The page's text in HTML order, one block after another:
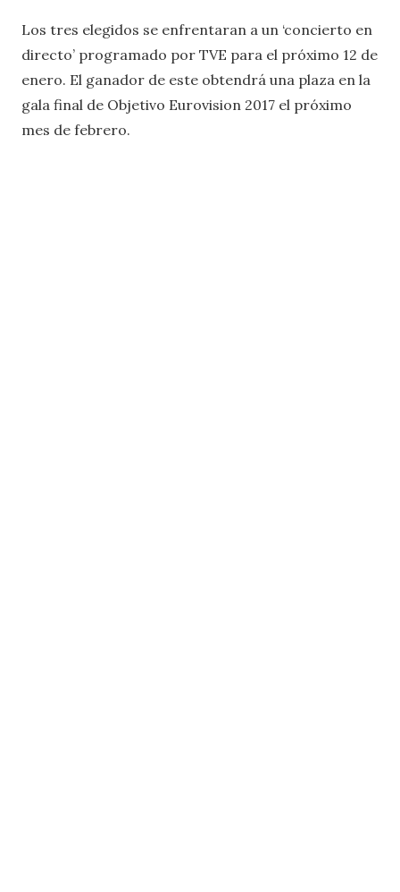
Los tres elegidos se enfrentaran a un ‘concierto en
directo’ programado por TVE para el próximo 12 de
enero. El ganador de este obtendrá una plaza en la
gala final de Objetivo Eurovision 2017 el próximo
mes de febrero.